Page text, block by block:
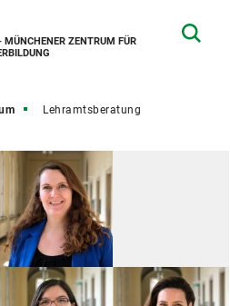
ZENTRUM FÜR
Lehramtsberatung